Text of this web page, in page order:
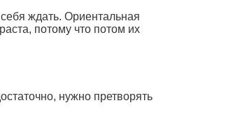
ждать. Ориентальная
потому что потом их
нужно претворять